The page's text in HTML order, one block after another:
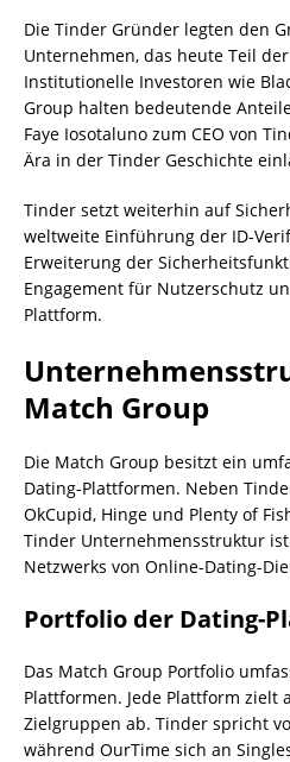
Die Tinder Gründer legten den
Unternehmen, das heute Teil
Institutionelle Investoren wie
Group halten bedeutende
Faye Iosotaluno zum CEO von
Ära in der Tinder Geschichte
Tinder setzt weiterhin auf
weltweite Einführung der ID-
Erweiterung der
Engagement für Nutzerschutz
Plattform.
Match Group
Die Match Group besitzt ein
Dating-Plattformen. Neben
OkCupid, Hinge und Plenty of
Tinder Unternehmensstruktur
Netzwerks von Online-Dating-
Portfolio der Dating-
Das Match Group Portfolio
Plattformen. Jede Plattform zielt
Zielgruppen ab. Tinder spricht
während OurTime sich an